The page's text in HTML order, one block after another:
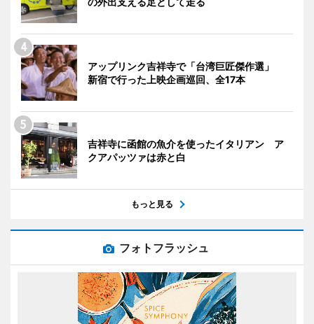
アップリンク吉祥寺で「台湾巨匠傑作選」
新宿で行った上映企画巡回、全17本
吉祥寺に函館の魚介を使ったイタリアン ア
クアパッツァは赤と白
もっと見る
フォトフラッシュ